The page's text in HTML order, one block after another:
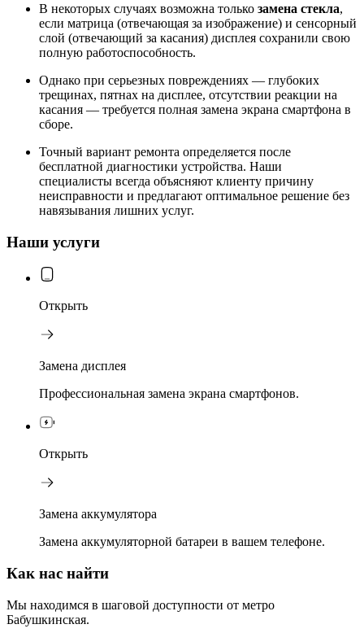
В некоторых случаях возможна только замена стекла,
если матрица (отвечающая за изображение) и сенсорный
слой (отвечающий за касания) дисплея сохранили свою
полную работоспособность.
Однако при серьезных повреждениях — глубоких
трещинах, пятнах на дисплее, отсутствии реакции на
касания — требуется полная замена экрана смартфона в
сборе.
Точный вариант ремонта определяется после
бесплатной диагностики устройства. Наши
специалисты всегда объясняют клиенту причину
неисправности и предлагают оптимальное решение без
навязывания лишних услуг.
Наши услуги
Открыть
Замена дисплея
Профессиональная замена экрана смартфонов.
Открыть
Замена аккумулятора
Замена аккумуляторной батареи в вашем телефоне.
Как нас найти
Мы находимся в шаговой доступности от метро
Бабушкинская.